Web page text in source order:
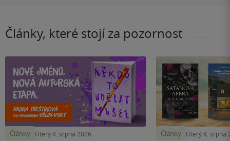
Články, které stojí za pozornost
Články Úterý 4. srpna 2026 Články Úterý 4. srpna